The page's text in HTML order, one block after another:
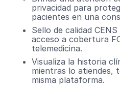
privacidad para
pacientes en una
Sello de calidad
acceso a cobertura
telemedicina.
Visualiza la historia
mientras lo atiendes,
misma plataforma.